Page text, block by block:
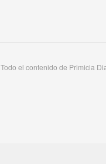
Todo el contenido de Primicia